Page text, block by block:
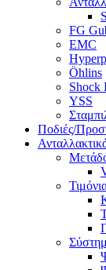
FG
EMC
Öhlins
Shock
YSS
Ποδιές/